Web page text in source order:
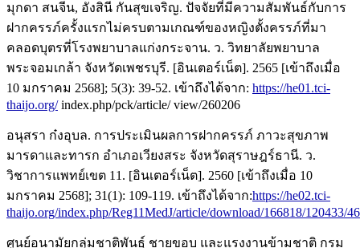
มุกดา สนจีน, อังสินี กันสุขเจริญ. ปัจจัยที่มีความสัมพันธ์กับการ
ฝากครรภ์ครั้งแรกไม่ครบตามเกณฑ์ของหญิงตั้งครรภ์ที่มา
คลอดบุตรที่โรงพยาบาลแก่งกระจาน. ว. วิทยาลัยพยาบาล
พระจอมเกล้า จังหวัดเพชรบุรี. [อินเตอร์เน็ต]. 2565 [เข้าถึงเมื่อ
10 มกราคม 2568]; 5(3): 39-52. เข้าถึงได้จาก: https://he01.tci-
thaijo.org/index.php/pck/article/ view/260206
อนุสรา ก๋งอุบล. การประเมินผลการฝากครรภ์ ภาวะสุขภาพ
มารดาและทารก อำเภอเวียงสระ จังหวัดสุราษฎร์ธานี. ว.
วิชาการแพทย์เขต 11. [อินเตอร์เน็ต]. 2560 [เข้าถึงเมื่อ 10
มกราคม 2568]; 31(1): 109-119. เข้าถึงได้จาก:https://he02.tci-
thaijo.org/index.php/Reg11MedJ/article/download/166818/120433/
ศูนย์อนามัยกลุ่มชาติพันธุ์ ชายขอบ และแรงงานข้ามชาติ กรม